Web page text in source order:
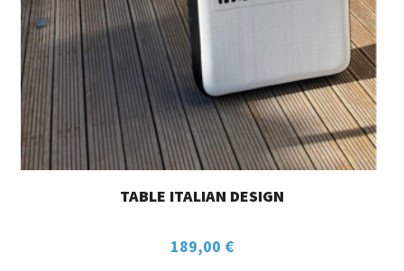
TABLE ITALIAN DESIGN
189,00 €